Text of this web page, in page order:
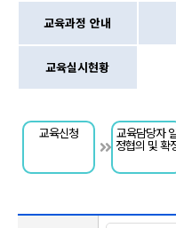
교육과정 안내
교육실시현황
교육신청 교육담당자 일
정협의 및 확